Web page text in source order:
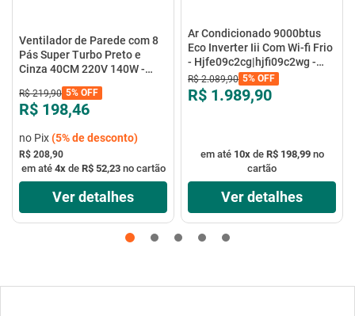
Ventilador de Parede com 8
Pás Super Turbo Preto e
Cinza 40CM 220V 140W -
R$ 219,90 5% OFF
R$ 198,46
no Pix(5%de desconto)
R$ 208,90
em até 4xde R$ 52,23no cartão
Ver detalhes
Ar Condicionado 9000btus
Eco Inverter Iii Com Wi-fi Frio
- Hjfe09c2cg|hjfi09c2wg -
Elgin
R$ 2.089,90 5% OFF
R$ 1.989,90
em até 10xde R$ 198,99no
cartão
Ver detalhes